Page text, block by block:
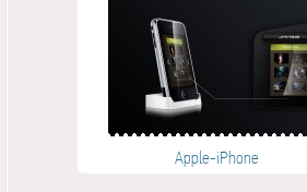
Apple-iPhone